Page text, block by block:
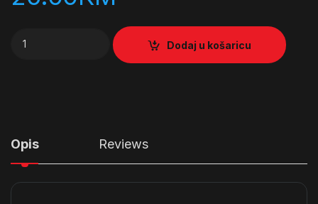
Podnožje za IP kameru DW30M400X quantity
Dodaj u košaricu
Opis Reviews